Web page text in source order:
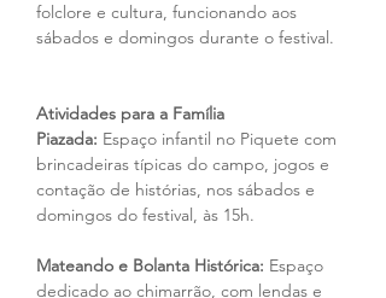
folclore e cultura, funcionando aos
sábados e domingos durante o festival.
Atividades para a Família
Piazada: Espaço infantil no Piquete com
brincadeiras típicas do campo, jogos e
contação de histórias, nos sábados e
domingos do festival, às 15h.
Mateando e Bolanta Histórica: Espaço
dedicado ao chimarrão, com lendas e